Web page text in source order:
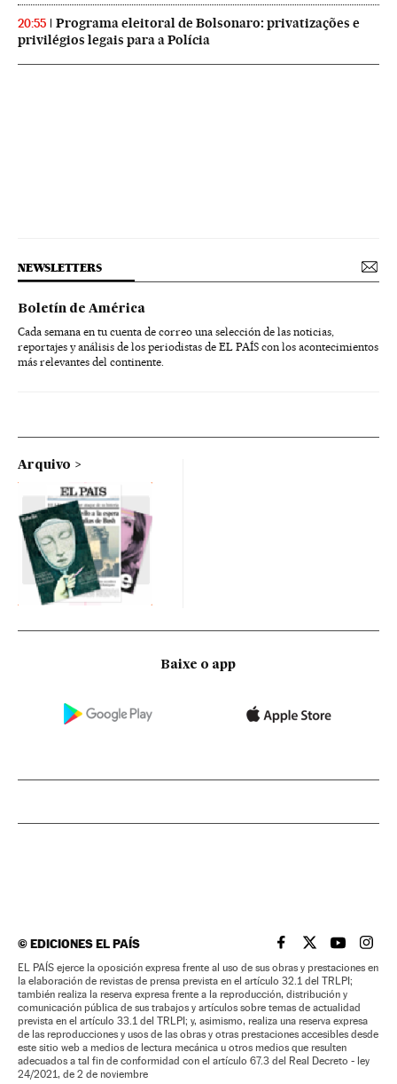
20:55
Programa eleitoral de Bolsonaro: privatizações e
privilégios legais para a Polícia
NEWSLETTERS
Boletín de América
Cada semana en tu cuenta de correo una selección de las noticias,
reportajes y análisis de los periodistas de EL PAÍS con los acontecimientos
más relevantes del continente.
Arquivo
Baixe o app
©EDICIONES EL PAÍS EL PAÍS BRASIL EN
EL PAÍSEL PAÍS
EL
EL PAÍS ejerce la oposición expresa frente al uso de sus obras y prestaciones en
la elaboración de revistas de prensa prevista en el artículo 32.1 del TRLPI;
también realiza la reserva expresa frente a la reproducción, distribución y
comunicación pública de sus trabajos y artículos sobre temas de actualidad
prevista en el artículo 33.1 del TRLPI; y, asimismo, realiza una reserva expresa
de las reproducciones y usos de las obras y otras prestaciones accesibles desde
este sitio web a medios de lectura mecánica u otros medios que resulten
adecuados a tal fin de conformidad con el artículo 67.3 del Real Decreto - ley
24/2021, de 2 de noviembre